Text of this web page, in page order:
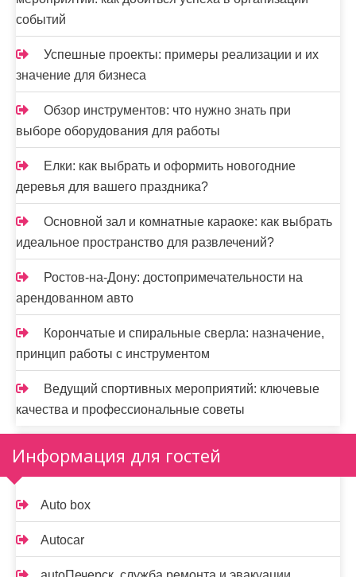
событий
Успешные проекты: примеры реализации и их
значение для бизнеса
Обзор инструментов: что нужно знать при
выборе оборудования для работы
Елки: как выбрать и оформить новогодние
деревья для вашего праздника?
Основной зал и комнатные караоке: как выбрать
идеальное пространство для развлечений?
Ростов-на-Дону: достопримечательности на
арендованном авто
Корончатые и спиральные сверла: назначение,
принцип работы с инструментом
Ведущий спортивных мероприятий: ключевые
качества и профессиональные советы
Информация для гостей
Auto box
Autocar